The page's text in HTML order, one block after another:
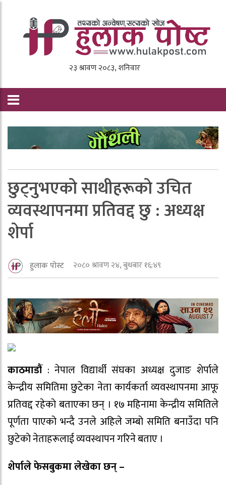
छुट्नुभएकाे साथीहरूकाे उचित
व्यवस्थापनमा प्रतिवद्द छु : अध्यक्ष
शेर्पा
हुलाक पोस्ट २०८० श्रावण २४, बुधबार १६:४९
काठमाडौं: नेपाल विद्यार्थी संघका अध्यक्ष दुजाङ शेर्पाले
केन्द्रीय समितिमा छुटेका नेता कार्यकर्ता व्यवस्थापनमा आफू
प्रतिवद्द रहेकाे बताएका छन् । १७ महिनामा केन्द्रीय समितिले
पूर्णता पाएकाे भन्दै उनले अहिले जम्बाे समिति बनाउँदा पनि
छुटेकाे नेताहरूलाई व्यवस्थापन गरिने बताए ।
शेर्पाले फेसबुकमा लेखेका छन् –